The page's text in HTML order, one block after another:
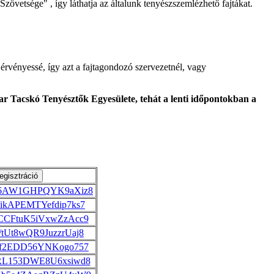
, így láthatja az általunk tenyészszemlézhető fajtákat.
így azt a fajtagondozó szervezetnél, vagy
Tacskó Tenyésztők Egyesülete, tehát a lenti időpontokban a